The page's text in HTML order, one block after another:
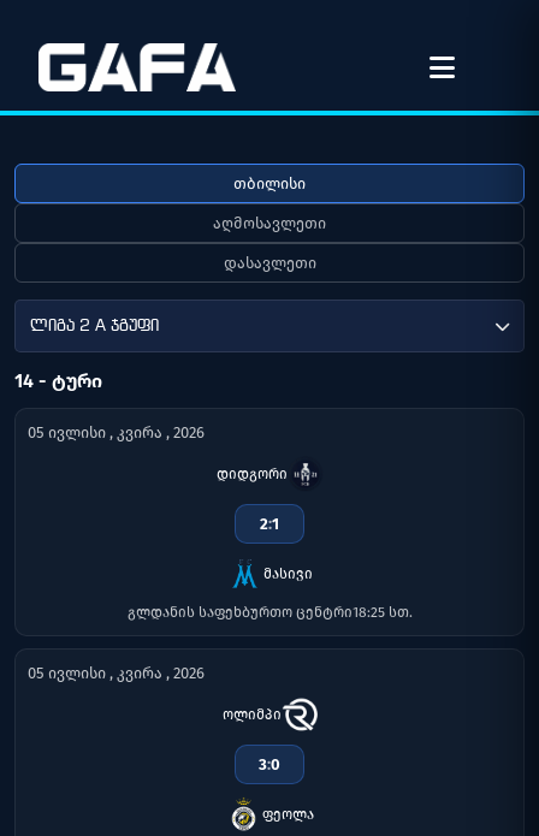
თბილისი
აღმოსავლეთი
დასავლეთი
ლიგა 2 A ჯგუფი
14 - ᲢᲣᲠᲘ
05 ივლისი , კვირა , 2026
დიდგორი
2:1
მასივი
გლდანის საფეხბურთო ცენტრი18:25 სთ.
05 ივლისი , კვირა , 2026
ოლიმპი
3:0
ფეოლა